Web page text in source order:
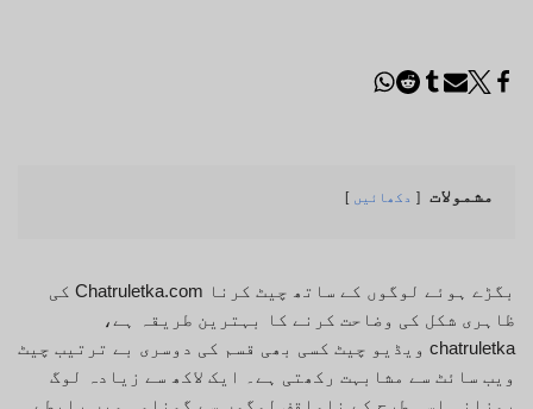
مشمولات دکھائیں
بگڑے ہوئے لوگوں کے ساتھ چیٹ کرنا Chatruletka.com کی
ظاہری شکل کی وضاحت کرنے کا بہترین طریقہ ہے،
chatruletka ویڈیو چیٹ کسی بھی قسم کی دوسری بے ترتیب چیٹ
ویب سائٹ سے مشابہت رکھتی ہے۔ ایک لاکھ سے زیادہ لوگ